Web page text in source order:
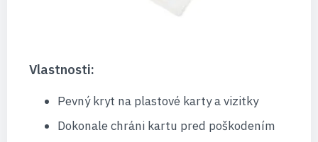
Vlastnosti:
Pevný kryt na plastové karty a vizitky
Dokonale chráni kartu pred poškodením